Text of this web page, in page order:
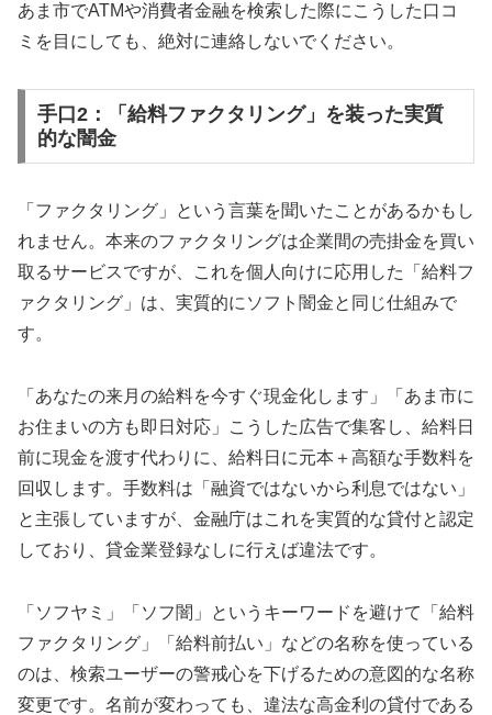
あま市でATMや消費者金融を検索した際にこうした口コ
ミを目にしても、絶対に連絡しないでください。
手口2：「給料ファクタリング」を装った実質
的な闇金
「ファクタリング」という言葉を聞いたことがあるかもし
れません。本来のファクタリングは企業間の売掛金を買い
取るサービスですが、これを個人向けに応用した「給料フ
ァクタリング」は、実質的にソフト闇金と同じ仕組みで
す。
「あなたの来月の給料を今すぐ現金化します」「あま市に
お住まいの方も即日対応」こうした広告で集客し、給料日
前に現金を渡す代わりに、給料日に元本＋高額な手数料を
回収します。手数料は「融資ではないから利息ではない」
と主張していますが、金融庁はこれを実質的な貸付と認定
しており、貸金業登録なしに行えば違法です。
「ソフヤミ」「ソフ闇」というキーワードを避けて「給料
ファクタリング」「給料前払い」などの名称を使っている
のは、検索ユーザーの警戒心を下げるための意図的な名称
変更です。名前が変わっても、違法な高金利の貸付である